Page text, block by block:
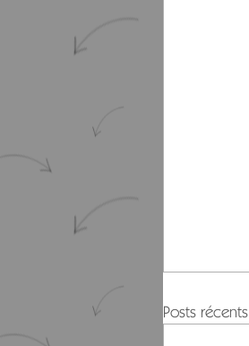
Posts récents